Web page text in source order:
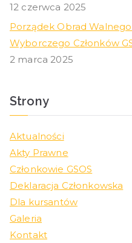
12 czerwca 2025
Porządek Obrad
Wyborczego Członków
2 marca 2025
Strony
Aktualności
Akty Prawne
Członkowie GSOS
Deklaracja Członkowska
Dla kursantów
Galeria
Kontakt